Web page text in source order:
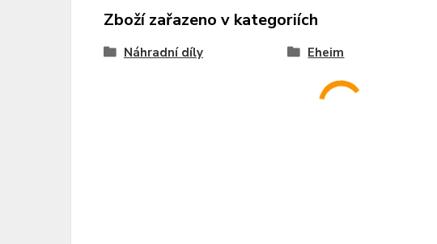
Zboží zařazeno v kategoriích
Náhradní díly Eheim